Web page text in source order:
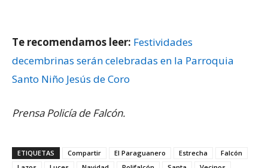
Te recomendamos leer: Festividades
decembrinas serán celebradas en la Parroquia
Santo Niño Jesús de Coro
Prensa Policía de Falcón.
ETIQUETAS Compartir El Paraguanero Estrecha
Falcón